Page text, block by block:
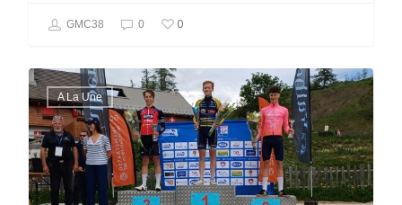
GMC38 0 0
A La Une